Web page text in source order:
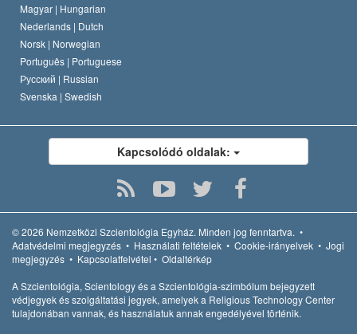
Magyar | Hungarian
Nederlands | Dutch
Norsk | Norwegian
Português | Portuguese
Русский | Russian
Svenska | Swedish
Kapcsolódó oldalak:
© 2026 Nemzetközi Szcientológia Egyház. Minden jog fenntartva. •
Adatvédelmi megjegyzés • Használati feltételek • Cookie-irányelvek • Jogi
megjegyzés • Kapcsolatfelvétel • Oldaltérkép
A Szcientológia, Scientology és a Szcientológia-szimbólum bejegyzett
védjegyek és szolgáltatási jegyek, amelyek a Religious Technology Center
tulajdonában vannak, és használatuk annak engedélyével történik.